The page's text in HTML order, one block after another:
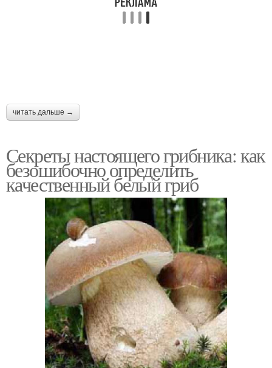
читать дальше →
Секреты настоящего грибника: как
безошибочно определить
качественный белый гриб